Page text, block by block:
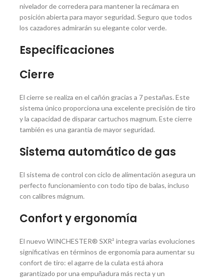
nivelador de corredera para mantener la recámara en
posición abierta para mayor seguridad. Seguro que todos
los cazadores admirarán su elegante color verde.
Especificaciones
Cierre
El cierre se realiza en el cañón gracias a 7 pestañas. Este
sistema único proporciona una excelente precisión de tiro
y la capacidad de disparar cartuchos magnum. Este cierre
también es una garantía de mayor seguridad.
Sistema automático de gas
El sistema de control con ciclo de alimentación asegura un
perfecto funcionamiento con todo tipo de balas, incluso
con calibres mágnum.
Confort y ergonomía
El nuevo WINCHESTER® SXR² integra varias evoluciones
significativas en términos de ergonomía para aumentar su
confort de tiro: el agarre de la culata está ahora
garantizado por una empuñadura más recta y un